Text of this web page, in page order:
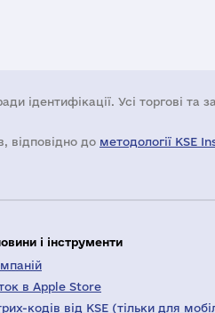
ідентифікації. Усі торгові та
відповідно до методології KSE
і інструменти
в Apple Store
кодів від KSE (тільки для